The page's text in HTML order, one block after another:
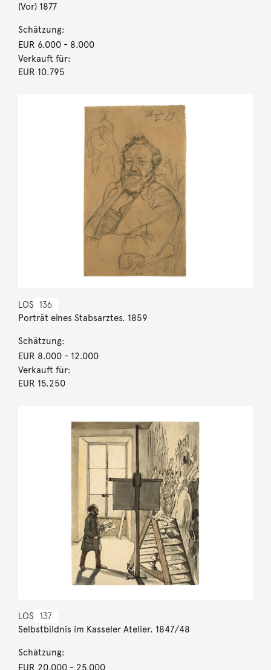
(Vor) 1877
Schätzung:
EUR 6.000- 8.000
Verkauft für:
EUR 10.795
LOS 136
Porträt eines Stabsarztes. 1859
Schätzung:
EUR 8.000- 12.000
Verkauft für:
EUR 15.250
LOS 137
Selbstbildnis im Kasseler Atelier. 1847/48
Schätzung:
EUR 20.000- 25.000